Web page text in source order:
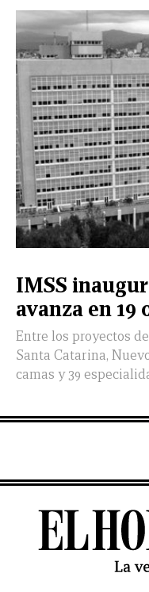
IMSS
avanza en 19
Entre los proyectos
Santa Catarina,
camas y 39